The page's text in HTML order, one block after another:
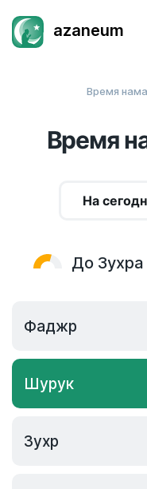
azaneum
Время
Время
На
До
Фаджр
Шурук
Зухр